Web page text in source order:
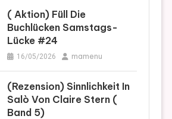
( Aktion) Füll Die
Buchlücken Samstags-
Lücke #24
16/05/2026 mamenu
(Rezension) Sinnlichkeit In
Salò Von Claire Stern (
Band 5)